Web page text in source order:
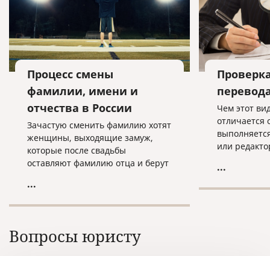
Процесс смены
фамилии, имени и
отчества в России
Зачастую сменить фамилию хотят
женщины, выходящие замуж,
которые после свадьбы
оставляют фамилию отца и берут
...
Чем этот
отличается
или
имена
...
Вопросы юристу